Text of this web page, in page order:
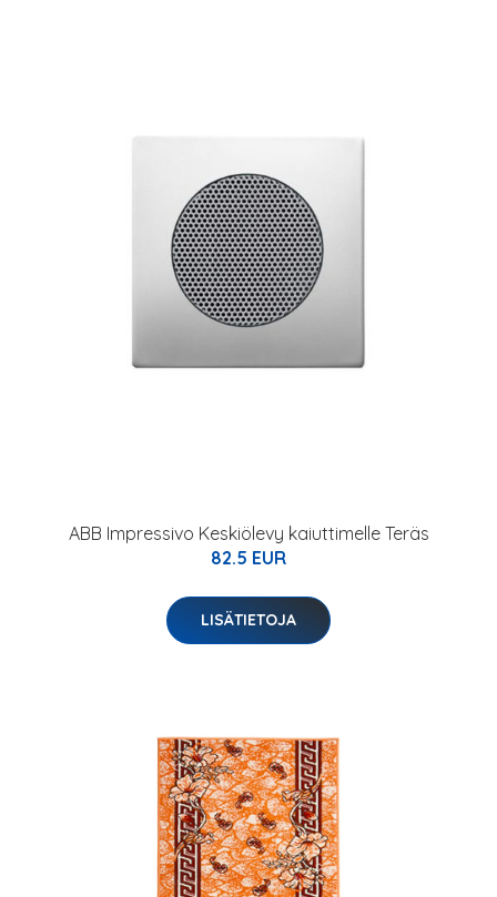
ABB Impressivo Keskiölevy kaiuttimelle Teräs
82.5 EUR
LISÄTIETOJA